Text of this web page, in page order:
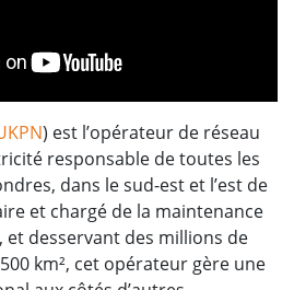
) est l’opérateur de réseau
responsable de toutes les
dans le sud-est et l’est de
et chargé de la maintenance
et desservant des millions de
km², cet opérateur gère une